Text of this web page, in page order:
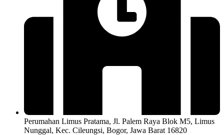
Perumahan Limus Pratama, Jl. Palem Raya Blok M5, Limus
Nunggal, Kec. Cileungsi, Bogor, Jawa Barat 16820